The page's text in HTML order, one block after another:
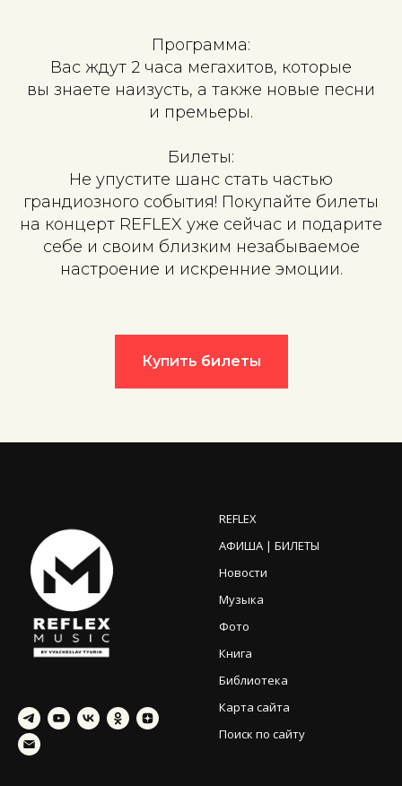
Программа:
Вас ждут 2 часа мегахитов, которые
вы знаете наизусть, а также новые песни
и премьеры.
Билеты:
Не упустите шанс стать частью
грандиозного события! Покупайте билеты
на концерт REFLEX уже сейчас и подарите
себе и своим близким незабываемое
настроение и искренние эмоции.
Купить билеты
REFLEX
АФИША | БИЛЕТЫ
Новости
Музыка
Фото
Книга
Библиотека
Карта сайта
Поиск по сайту